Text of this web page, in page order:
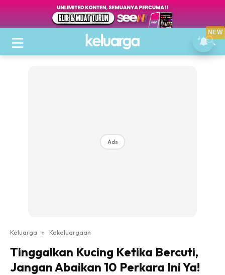
Ads
Keluarga » Kekeluargaan
Tinggalkan Kucing Ketika Bercuti,
Jangan Abaikan 10 Perkara Ini Ya!
NEW